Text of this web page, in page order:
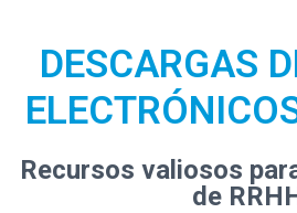
DESCARGAS
Recursos valiosos
de